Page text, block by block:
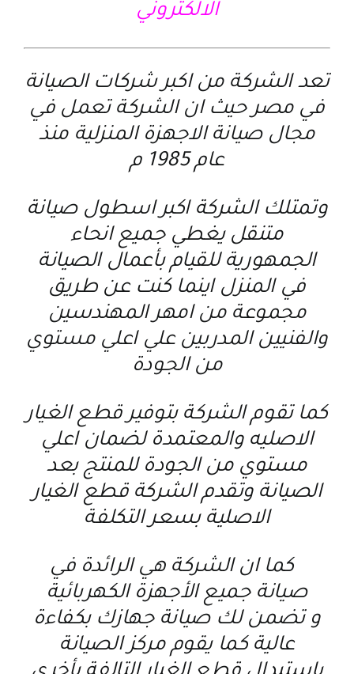
الالكتروني
تعد الشركة من اكبر شركات الصيانة
في مصر حيث ان الشركة تعمل في
مجال صيانة الاجهزة المنزلية منذ
عام 1985 م
وتمتلك الشركة اكبر اسطول صيانة
متنقل يغطي جميع انحاء
الجمهورية للقيام بأعمال الصيانة
في المنزل اينما كنت عن طريق
مجموعة من امهر المهندسين
والفنيين المدربين علي اعلي مستوي
من الجودة
كما تقوم الشركة بتوفير قطع الغيار
الاصليه والمعتمدة لضمان اعلي
مستوي من الجودة للمنتج بعد
الصيانة وتقدم الشركة قطع الغيار
الاصلية بسعر التكلفة
كما ان الشركة هي الرائدة في
صيانة جميع الأجهزة الكهربائية
و تضمن لك صيانة جهازك بكفاءة
عالية كما يقوم مركز الصيانة